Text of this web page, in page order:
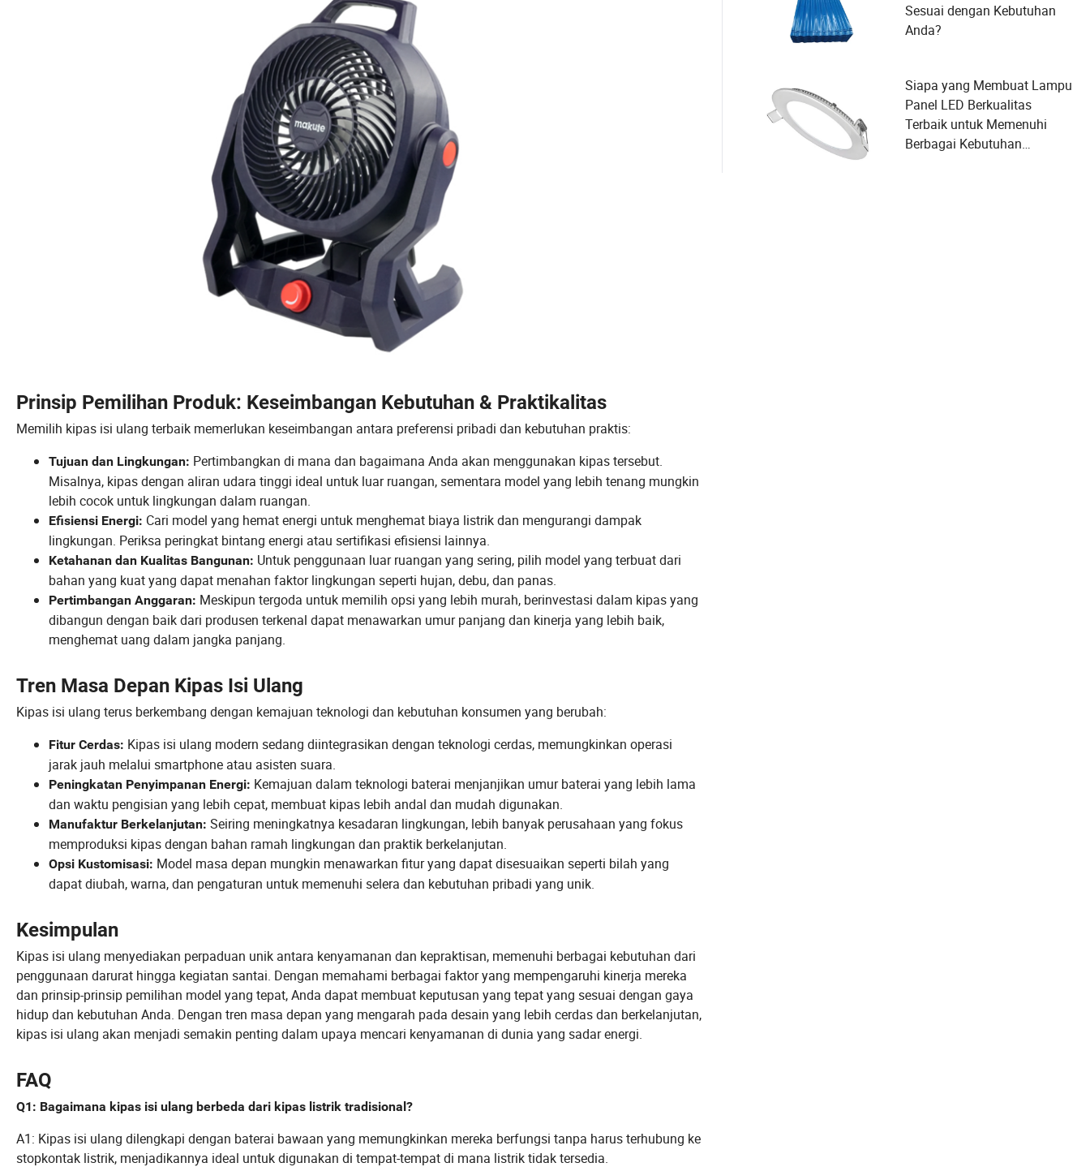
Prinsip Pemilihan Produk: Keseimbangan Kebutuhan & Praktikalitas
Memilih kipas isi ulang terbaik memerlukan keseimbangan antara preferensi pribadi dan kebutuhan praktis:
Tujuan dan Lingkungan: Pertimbangkan di mana dan bagaimana Anda akan menggunakan kipas tersebut.
Misalnya, kipas dengan aliran udara tinggi ideal untuk luar ruangan, sementara model yang lebih tenang mungkin
lebih cocok untuk lingkungan dalam ruangan.
Efisiensi Energi: Cari model yang hemat energi untuk menghemat biaya listrik dan mengurangi dampak
lingkungan. Periksa peringkat bintang energi atau sertifikasi efisiensi lainnya.
Ketahanan dan Kualitas Bangunan: Untuk penggunaan luar ruangan yang sering, pilih model yang terbuat dari
bahan yang kuat yang dapat menahan faktor lingkungan seperti hujan, debu, dan panas.
Pertimbangan Anggaran: Meskipun tergoda untuk memilih opsi yang lebih murah, berinvestasi dalam kipas yang
dibangun dengan baik dari produsen terkenal dapat menawarkan umur panjang dan kinerja yang lebih baik,
menghemat uang dalam jangka panjang.
Tren Masa Depan Kipas Isi Ulang
Kipas isi ulang terus berkembang dengan kemajuan teknologi dan kebutuhan konsumen yang berubah:
Fitur Cerdas: Kipas isi ulang modern sedang diintegrasikan dengan teknologi cerdas, memungkinkan operasi
jarak jauh melalui smartphone atau asisten suara.
Peningkatan Penyimpanan Energi: Kemajuan dalam teknologi baterai menjanjikan umur baterai yang lebih lama
dan waktu pengisian yang lebih cepat, membuat kipas lebih andal dan mudah digunakan.
Manufaktur Berkelanjutan: Seiring meningkatnya kesadaran lingkungan, lebih banyak perusahaan yang fokus
memproduksi kipas dengan bahan ramah lingkungan dan praktik berkelanjutan.
Opsi Kustomisasi: Model masa depan mungkin menawarkan fitur yang dapat disesuaikan seperti bilah yang
dapat diubah, warna, dan pengaturan untuk memenuhi selera dan kebutuhan pribadi yang unik.
Kesimpulan
Kipas isi ulang menyediakan perpaduan unik antara kenyamanan dan kepraktisan, memenuhi berbagai kebutuhan dari
penggunaan darurat hingga kegiatan santai. Dengan memahami berbagai faktor yang mempengaruhi kinerja mereka
dan prinsip-prinsip pemilihan model yang tepat, Anda dapat membuat keputusan yang tepat yang sesuai dengan gaya
hidup dan kebutuhan Anda. Dengan tren masa depan yang mengarah pada desain yang lebih cerdas dan berkelanjutan,
kipas isi ulang akan menjadi semakin penting dalam upaya mencari kenyamanan di dunia yang sadar energi.
FAQ
Q1: Bagaimana kipas isi ulang berbeda dari kipas listrik tradisional?
A1: Kipas isi ulang dilengkapi dengan baterai bawaan yang memungkinkan mereka berfungsi tanpa harus terhubung ke
stopkontak listrik, menjadikannya ideal untuk digunakan di tempat-tempat di mana listrik tidak tersedia.
Sesuai dengan Kebutuhan
Anda?
Siapa yang Membuat Lampu
Panel LED Berkualitas
Terbaik untuk Memenuhi
Berbagai Kebutuhan